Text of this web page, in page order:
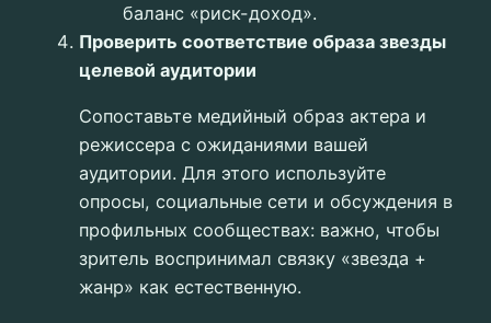
баланс «риск-доход».
Проверить соответствие образа звезды
целевой аудитории
Сопоставьте медийный образ актера и
режиссера с ожиданиями вашей
аудитории. Для этого используйте
опросы, социальные сети и обсуждения в
профильных сообществах: важно, чтобы
зритель воспринимал связку «звезда +
жанр» как естественную.